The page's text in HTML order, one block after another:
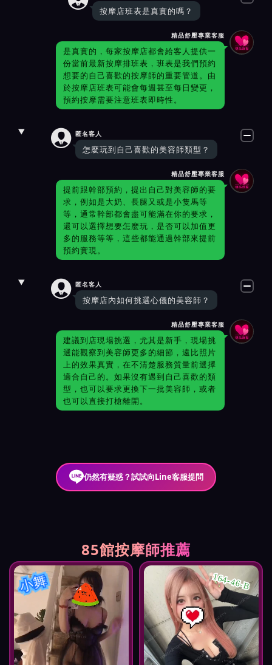
按摩店班表是真實的嗎？
精品舒壓專業客服
是真實的，每家按摩店都會給客人提供一
份當前最新按摩排班表，班表是我們預約
想要的自己喜歡的按摩師的重要管道。由
於按摩店班表可能會每週甚至每日變更，
預約按摩需要注意班表即時性。
 匿名客人
怎麼玩到自己喜歡的美容師類型？
精品舒壓專業客服
提前跟幹部預約，提出自己對美容師的要
求，例如是大奶、長腿又或是小隻馬等
等，通常幹部都會盡可能滿在你的要求，
還可以選擇想要怎麼玩，是否可以加值更
多的服務等等，這些都能通過幹部來提前
預約實現。
 匿名客人
按摩店內如何挑選心儀的美容師？
精品舒壓專業客服
建議到店現場挑選，尤其是新手，現場挑
選能觀察到美容師更多的細節，遠比照片
上的效果真實，在不清楚服務質量前選擇
適合自己的。如果沒有遇到自己喜歡的類
型，也可以要求更換下一批美容師，或者
也可以直接打槍離開。
仍然有疑惑？試試向Line客服提問
85館按摩師推薦
小舞 164-46-B